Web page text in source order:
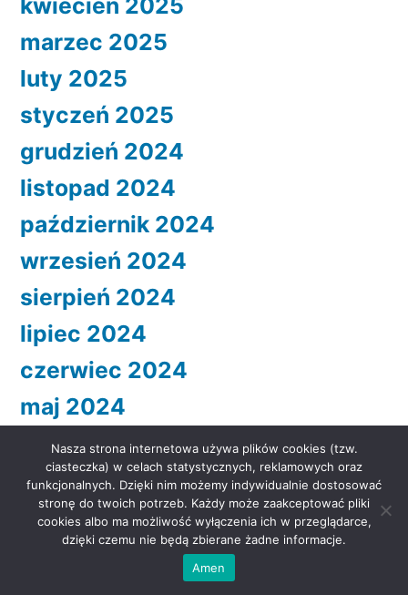
marzec 2025
luty 2025
styczeń 2025
grudzień 2024
listopad 2024
październik 2024
wrzesień 2024
sierpień 2024
lipiec 2024
czerwiec 2024
maj 2024
kwiecień 2024
marzec 2024
luty 2024
styczeń 2024
Nasza strona internetowa używa plików cookies (tzw.
ciasteczka) w celach statystycznych, reklamowych oraz
funkcjonalnych. Dzięki nim możemy indywidualnie dostosować
stronę do twoich potrzeb. Każdy może zaakceptować pliki
cookies albo ma możliwość wyłączenia ich w przeglądarce,
dzięki czemu nie będą zbierane żadne informacje.
Amen